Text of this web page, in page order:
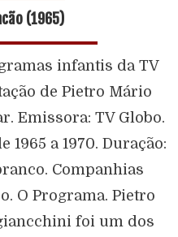
(1965)
infantis da TV
de Pietro Mário
Emissora: TV Globo.
a 1970. Duração:
Companhias
O Programa. Pietro
foi um dos